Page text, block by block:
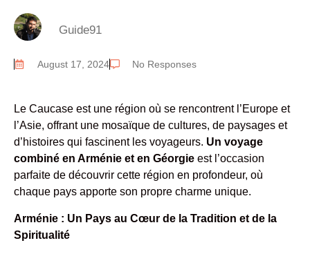
Guide91
August 17, 2024 No Responses
Le Caucase est une région où se rencontrent l’Europe et
l’Asie, offrant une mosaïque de cultures, de paysages et
d’histoires qui fascinent les voyageurs. Un voyage
combiné en Arménie et en Géorgie est l’occasion
parfaite de découvrir cette région en profondeur, où
chaque pays apporte son propre charme unique.
Arménie : Un Pays au Cœur de la Tradition et de la
Spiritualité